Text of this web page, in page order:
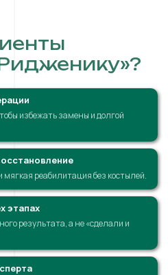
избежать замены и долгой
реабилитация без костылей.
этапах
результата, а не «сделали и